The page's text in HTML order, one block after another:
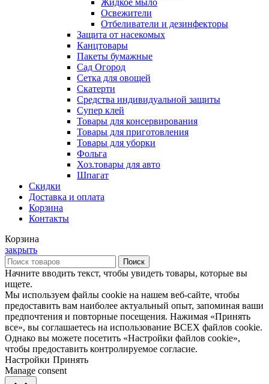
Жидкое мыло
Освежители
Отбеливатели и дезинфекторы
Защита от насекомых
Канцтовары
Пакеты бумажные
Сад Огород
Сетка для овощей
Скатерти
Средства индивидуальной защиты
Супер клей
Товары для консервирования
Товары для приготовления
Товары для уборки
Фольга
Хоз.товары для авто
Шпагат
Скидки
Доставка и оплата
Корзина
Контакты
Корзина
закрыть
Поиск
Начните вводить текст, чтобы увидеть товары, которые вы
ищете.
Мы используем файлы cookie на нашем веб-сайте, чтобы
предоставить вам наиболее актуальный опыт, запоминая ваши
предпочтения и повторные посещения. Нажимая «Принять
все», вы соглашаетесь на использование ВСЕХ файлов cookie.
Однако вы можете посетить «Настройки файлов cookie»,
чтобы предоставить контролируемое согласие.
Настройки Принять
Manage consent